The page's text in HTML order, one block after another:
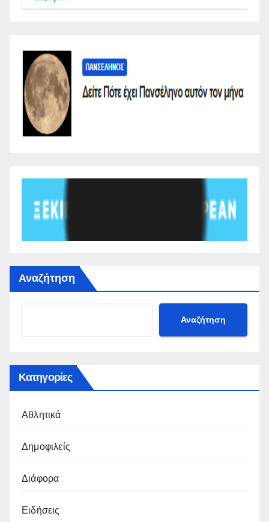
Αναζήτηση
Αναζήτηση
Κατηγορίες
Αθλητικά
Δημοφιλείς
Διάφορα
Ειδήσεις